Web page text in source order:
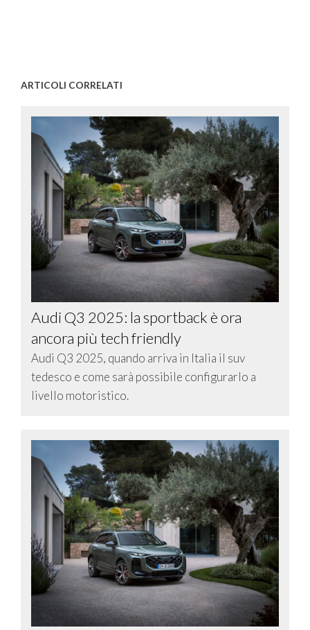
ARTICOLI CORRELATI
Audi Q3 2025: la sportback è ora
ancora più tech friendly
Audi Q3 2025, quando arriva in Italia il suv
tedesco e come sarà possibile configurarlo a
livello motoristico.